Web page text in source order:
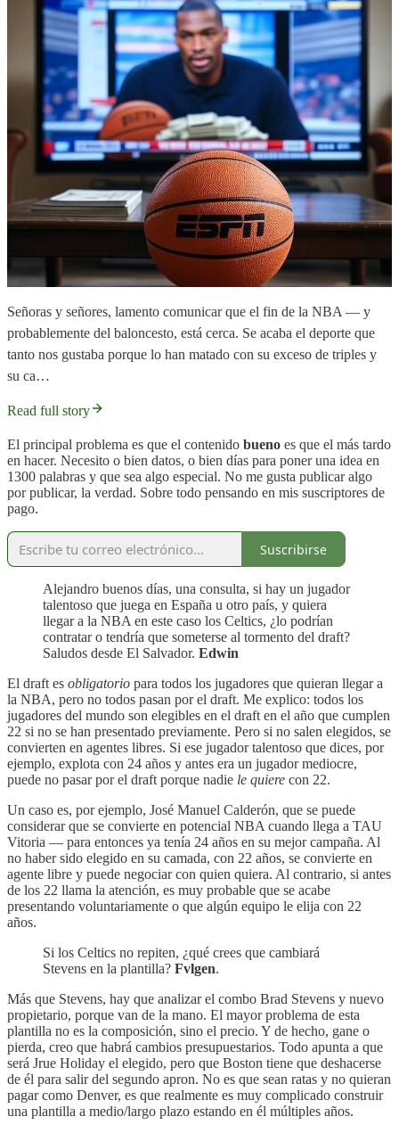
Señoras y señores, lamento comunicar que el fin de la NBA — y
probablemente del baloncesto, está cerca. Se acaba el deporte que
tanto nos gustaba porque lo han matado con su exceso de triples y
su ca…
Read full story
El principal problema es que el contenido bueno es que el más tardo
en hacer. Necesito o bien datos, o bien días para poner una idea en
1300 palabras y que sea algo especial. No me gusta publicar algo
por publicar, la verdad. Sobre todo pensando en mis suscriptores de
pago.
Suscribirse
Alejandro buenos días, una consulta, si hay un jugador
talentoso que juega en España u otro país, y quiera
llegar a la NBA en este caso los Celtics, ¿lo podrían
contratar o tendría que someterse al tormento del draft?
Saludos desde El Salvador. Edwin
El draft es obligatorio para todos los jugadores que quieran llegar a
la NBA, pero no todos pasan por el draft. Me explico: todos los
jugadores del mundo son elegibles en el draft en el año que cumplen
22 si no se han presentado previamente. Pero si no salen elegidos, se
convierten en agentes libres. Si ese jugador talentoso que dices, por
ejemplo, explota con 24 años y antes era un jugador mediocre,
puede no pasar por el draft porque nadie le quiere con 22.
Un caso es, por ejemplo, José Manuel Calderón, que se puede
considerar que se convierte en potencial NBA cuando llega a TAU
Vitoria — para entonces ya tenía 24 años en su mejor campaña. Al
no haber sido elegido en su camada, con 22 años, se convierte en
agente libre y puede negociar con quien quiera. Al contrario, si antes
de los 22 llama la atención, es muy probable que se acabe
presentando voluntariamente o que algún equipo le elija con 22
años.
Si los Celtics no repiten, ¿qué crees que cambiará
Stevens en la plantilla? Fvlgen.
Más que Stevens, hay que analizar el combo Brad Stevens y nuevo
propietario, porque van de la mano. El mayor problema de esta
plantilla no es la composición, sino el precio. Y de hecho, gane o
pierda, creo que habrá cambios presupuestarios. Todo apunta a que
será Jrue Holiday el elegido, pero que Boston tiene que deshacerse
de él para salir del segundo apron. No es que sean ratas y no quieran
pagar como Denver, es que realmente es muy complicado construir
una plantilla a medio/largo plazo estando en él múltiples años.